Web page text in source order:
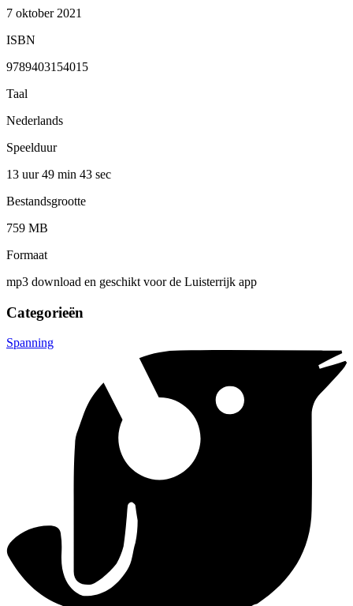
7 oktober 2021
ISBN
9789403154015
Taal
Nederlands
Speelduur
13 uur 49 min 43 sec
Bestandsgrootte
759 MB
Formaat
mp3 download en geschikt voor de Luisterrijk app
Categorieën
Spanning